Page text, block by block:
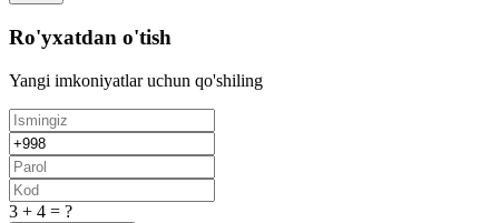
Ro'yxatdan o'tish
Yangi imkoniyatlar uchun qo'shiling
3 + 4 = ?